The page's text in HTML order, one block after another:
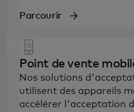
Parcourir
Point de vente
Nos solutions
utilisent des appareils
accélérer l'acceptation